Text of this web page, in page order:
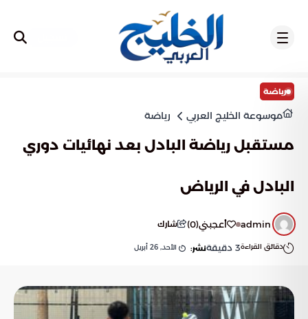
رياضة
موسوعة الخليج العربي رياضة
مستقبل رياضة البادل بعد نهائيات دوري
البادل في الرياض
admin أعجبني(
0
) شارك
دقائق القراءة3 دقيقةنشر: الأحد, 26 أبريل